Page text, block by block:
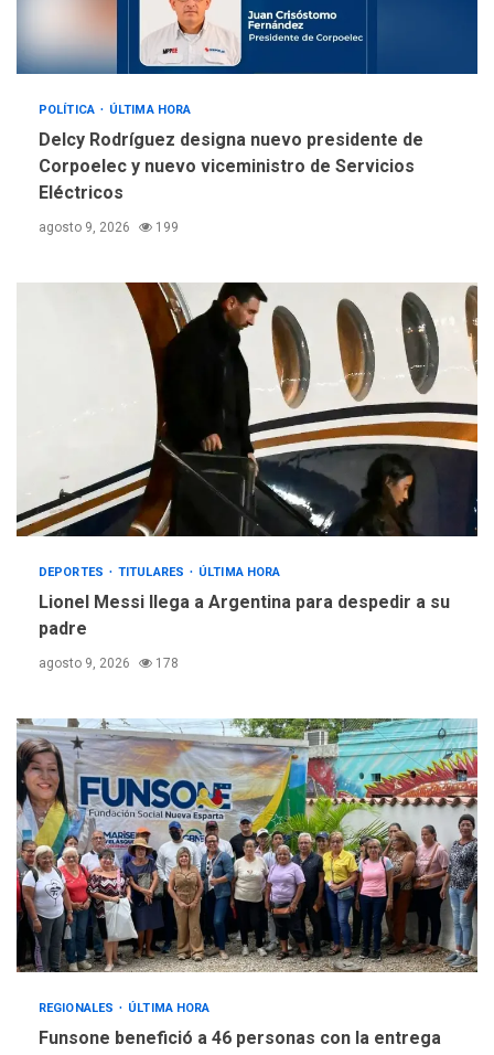
POLÍTICA ÚLTIMA HORA
Delcy Rodríguez designa nuevo presidente de
Corpoelec y nuevo viceministro de Servicios
Eléctricos
agosto 9, 2026 199
DEPORTES TITULARES ÚLTIMA HORA
Lionel Messi llega a Argentina para despedir a su
padre
agosto 9, 2026 178
REGIONALES ÚLTIMA HORA
Funsone benefició a 46 personas con la entrega